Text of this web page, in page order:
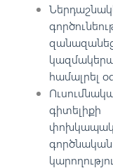
համալրել